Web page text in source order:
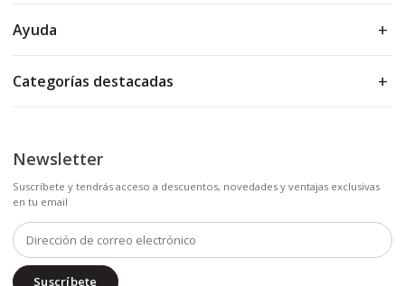
Ayuda
Categorías destacadas
Newsletter
Suscríbete y tendrás acceso a descuentos, novedades y ventajas exclusivas
en tu email
Suscríbete